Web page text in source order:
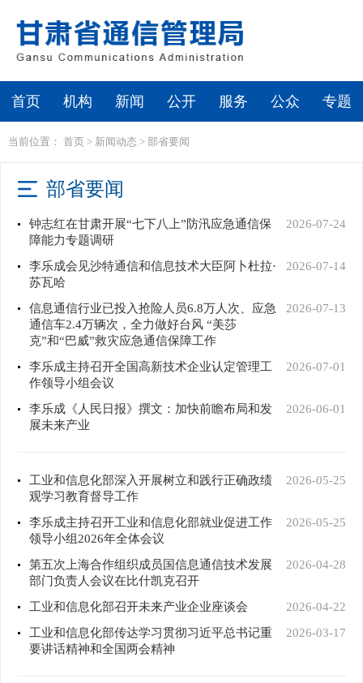
首页 机构 新闻 公开 服务 公众 专题
当前位置： 首页 > 新闻动态 > 部省要闻
部省要闻
2026-07-24
钟志红在甘肃开展“七下八上”防汛应急通信保
障能力专题调研
2026-07-14
李乐成会见沙特通信和信息技术大臣阿卜杜拉·
苏瓦哈
2026-07-13
信息通信行业已投入抢险人员6.8万人次、应急
通信车2.4万辆次，全力做好台风 “美莎
克”和“巴威”救灾应急通信保障工作
2026-07-01
李乐成主持召开全国高新技术企业认定管理工
作领导小组会议
2026-06-01
李乐成《人民日报》撰文：加快前瞻布局和发
展未来产业
2026-05-25
工业和信息化部深入开展树立和践行正确政绩
观学习教育督导工作
2026-05-25
李乐成主持召开工业和信息化部就业促进工作
领导小组2026年全体会议
2026-04-28
第五次上海合作组织成员国信息通信技术发展
部门负责人会议在比什凯克召开
2026-04-22
工业和信息化部召开未来产业企业座谈会
2026-03-17
工业和信息化部传达学习贯彻习近平总书记重
要讲话精神和全国两会精神